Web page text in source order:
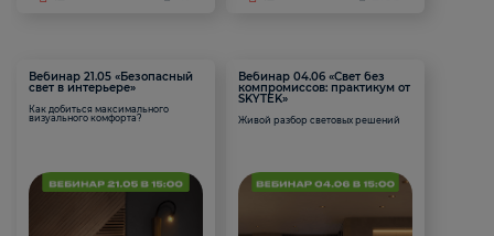
Вебинар 21.05 «Безопасный
свет в интерьере»
Как добиться максимального
визуального комфорта?
Вебинар 04.06 «Свет без
компромиссов: практикум от
SKYTEK»
Живой разбор световых решений